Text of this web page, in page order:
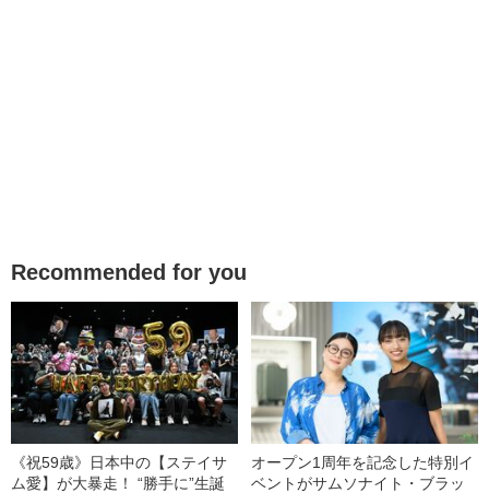
Recommended for you
《祝59歳》日本中の【ステイサ
ム愛】が大暴走！ “勝手に”生誕
オープン1周年を記念した特別イ
ベントがサムソナイト・ブラッ